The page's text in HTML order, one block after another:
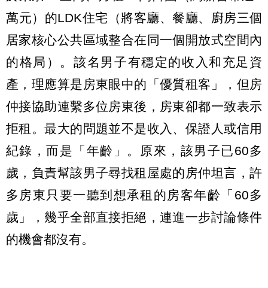
萬元）的LDK住宅（將客廳、餐廳、廚房三個
居家核心公共區域整合在同一個開放式空間內
的格局）。該名男子有穩定的收入和充足資
產，理應算是房東眼中的「優質租客」，但房
仲接協助連繫多位房東後，房東卻都一致表示
拒租。最大的問題並不是收入、保證人或信用
紀錄，而是「年齡」。原來，該男子已60多
歲，負責幫該男子尋找租屋處的房仲坦言，許
多房東只要一聽到想承租的房客年齡「60多
歲」，幾乎全部直接拒絕，連進一步討論條件
的機會都沒有。